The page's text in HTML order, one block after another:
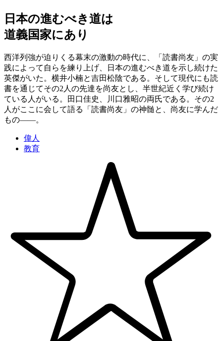
日本の進むべき道は
道義国家にあり
西洋列強が迫りくる幕末の激動の時代に、「読書尚友」の実
践によって自らを練り上げ、日本の進むべき道を示し続けた
英傑がいた。横井小楠と吉田松陰である。そして現代にも読
書を通じてその2人の先達を尚友とし、半世紀近く学び続け
ている人がいる。田口佳史、川口雅昭の両氏である。その2
人がここに会して語る「読書尚友」の神髄と、尚友に学んだ
もの――。
偉人
教育